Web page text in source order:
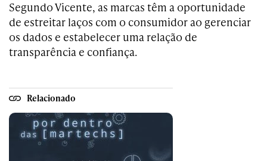
Segundo Vicente, as marcas têm a oportunidade
de estreitar laços com o consumidor ao gerenciar
os dados e estabelecer uma relação de
transparência e confiança.
Relacionado